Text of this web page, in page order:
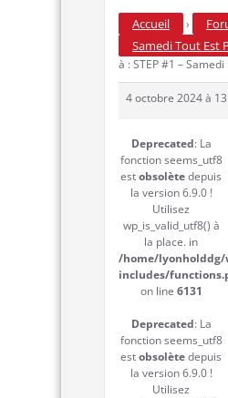
Accueil ›
Samedi Tout Est
à : STEP #1 –
4 octobre 2024 à
Deprecated: La
fonction seems_utf8
estobsolètedepuis
la version 6.9.0 !
Utilisez
wp_is_valid_utf8() à
la place. in
/home/
includes/
on line 6131
Deprecated: La
fonction seems_utf8
estobsolètedepuis
la version 6.9.0 !
Utilisez